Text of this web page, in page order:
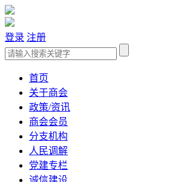
登录 注册
首页
关于商会
政策/资讯
商会会员
分支机构
人民调解
党建专栏
诚信建设